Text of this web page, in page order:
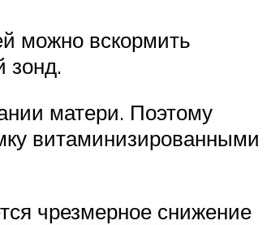
можно вскормить
зонд.
матери. Поэтому
витаминизированными
чрезмерное снижение